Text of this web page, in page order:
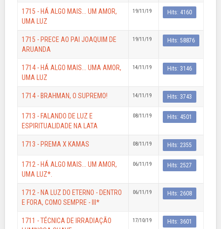
1715 - HÁ ALGO MAIS... UM AMOR,
UMA LUZ
19/11/19 Hits: 4160
1715 - PRECE AO PAI JOAQUIM DE
ARUANDA
19/11/19 Hits: 58876
1714 - HÁ ALGO MAIS... UMA AMOR,
UMA LUZ
14/11/19 Hits: 3146
1714 - BRAHMAN, O SUPREMO! 14/11/19 Hits: 3743
1713 - FALANDO DE LUZ E
ESPIRITUALIDADE NA LATA
08/11/19 Hits: 4501
1713 - PREMA X KAMAS 08/11/19 Hits: 2355
1712 - HÁ ALGO MAIS... UM AMOR,
UMA LUZ*.
06/11/19 Hits: 2527
1712 - NA LUZ DO ETERNO - DENTRO
E FORA, COMO SEMPRE - III*
06/11/19 Hits: 2608
1711 - TÉCNICA DE IRRADIAÇÃO
17/10/19 Hits: 3601